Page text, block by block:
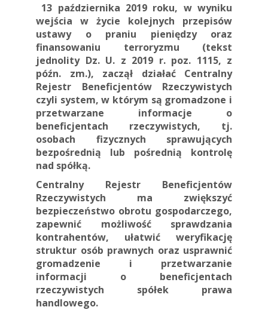
13 października 2019 roku, w wyniku
wejścia w życie kolejnych przepisów
ustawy o praniu pieniędzy oraz
finansowaniu terroryzmu (tekst
jednolity Dz. U. z 2019 r. poz. 1115, z
późn. zm.), zaczął działać Centralny
Rejestr Beneficjentów Rzeczywistych
czyli system, w którym są gromadzone i
przetwarzane informacje o
beneficjentach rzeczywistych, tj.
osobach fizycznych sprawujących
bezpośrednią lub pośrednią kontrolę
nad spółką.
Centralny Rejestr Beneficjentów
Rzeczywistych ma zwiększyć
bezpieczeństwo obrotu gospodarczego,
zapewnić możliwość sprawdzania
kontrahentów, ułatwić weryfikację
struktur osób prawnych oraz usprawnić
gromadzenie i przetwarzanie
informacji o beneficjentach
rzeczywistych spółek prawa
handlowego.